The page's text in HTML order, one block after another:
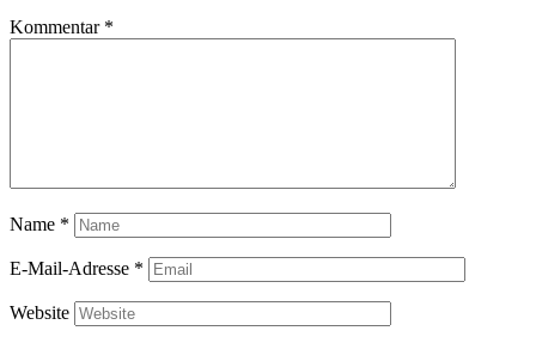
Kommentar *
Name *
E-Mail-Adresse *
Website